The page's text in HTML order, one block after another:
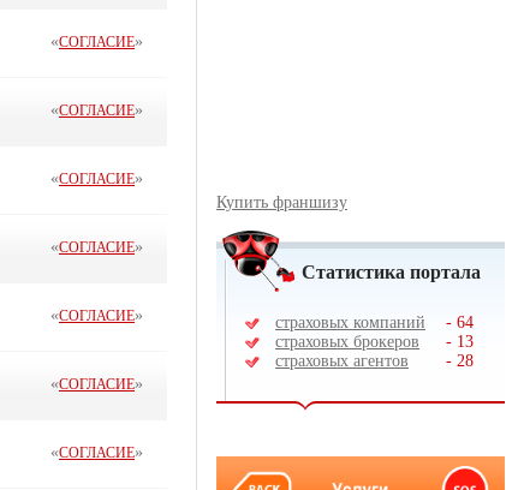
«СОГЛАСИЕ»
«СОГЛАСИЕ»
«СОГЛАСИЕ»
«СОГЛАСИЕ»
«СОГЛАСИЕ»
«СОГЛАСИЕ»
«СОГЛАСИЕ»
Купить франшизу
Статистика портала
страховых компаний - 64
страховых брокеров
- 13
страховых агентов
- 28